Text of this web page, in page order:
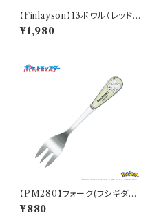
【Finlayson】13ボウル（レッド）
【コロナ】
¥1,980
【PM280】フォーク(フシギダネ)
【Daily Sketch】PM281-851
¥880